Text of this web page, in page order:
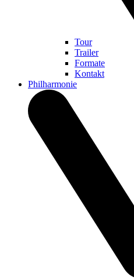
Tour
Trailer
Formate
Kontakt
Philharmonie